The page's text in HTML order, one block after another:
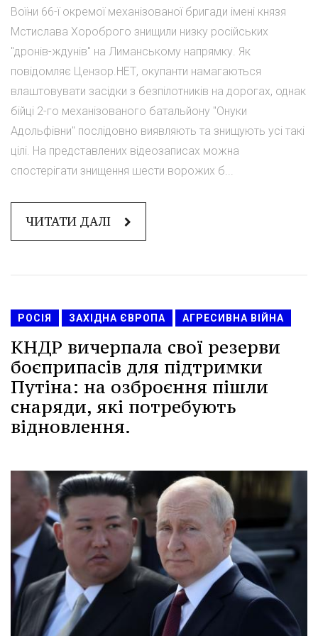
Воїни 66-ї окремої механізованої бригади імені князя
Мстислава Хороброго знищили низку російських
"дронів-ждунів" на Лиманському напрямку. Як
повідомляє Цензор.НЕТ, окупанти намагаються
влаштовувати засідки з безпілотників на дорогах, однак
бійці 2-го механізованого батальйону "Онуки
Адольфівни" послідовно виявляють та знищують усі такі
цілі. На представлених відеозаписах можна
спостерігати знищення шести ворожих б...
ЧИТАТИ ДАЛІ
РОСІЯ ЗАХІДНА ЄВРОПА АГРЕСИВНА ВІЙНА
КНДР вичерпала свої резерви
боєприпасів для підтримки
Путіна: на озброєння пішли
снаряди, які потребують
відновлення.